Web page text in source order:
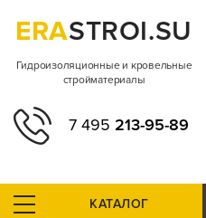
ERASTROI.SU
Гидроизоляционные и кровельные
стройматериалы
7 495 213-95-89
КАТАЛОГ